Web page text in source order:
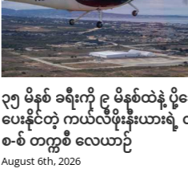
၃၅ မိနစ် ခရီးကို ၉ မိနစ်ထဲနဲ့ ပို့
ပေးနိုင်တဲ့ ကယ်လီဖိုးနီးယားရဲ့
စ-စ် တက္ကစီ လေယာဉ်
August 6th, 2026